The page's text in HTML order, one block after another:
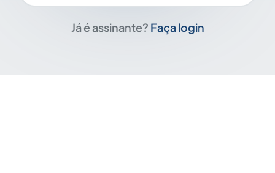
Já é assinante? Faça login